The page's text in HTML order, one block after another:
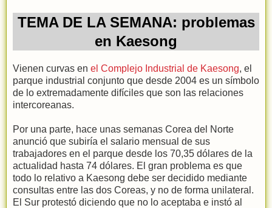
TEMA DE LA SEMANA: problemas
en Kaesong
Vienen curvas en el Complejo Industrial de Kaesong, el
parque industrial conjunto que desde 2004 es un símbolo
de lo extremadamente difíciles que son las relaciones
intercoreanas.
Por una parte, hace unas semanas Corea del Norte
anunció que subiría el salario mensual de sus
trabajadores en el parque desde los 70,35 dólares de la
actualidad hasta 74 dólares. El gran problema es que
todo lo relativo a Kaesong debe ser decidido mediante
consultas entre las dos Coreas, y no de forma unilateral.
El Sur protestó diciendo que no lo aceptaba e instó al